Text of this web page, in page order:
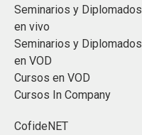
Seminarios y Diplomados
en vivo
Seminarios y Diplomados
en VOD
Cursos en VOD
Cursos In Company
CofideNET